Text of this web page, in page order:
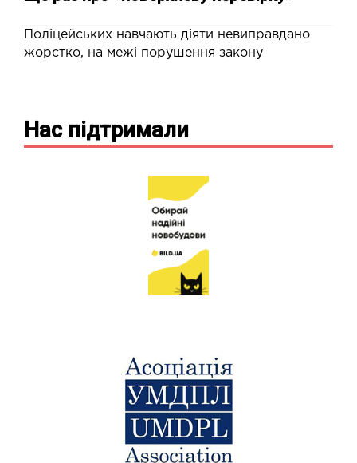
Поліцейських навчають діяти невиправдано
жорстко, на межі порушення закону
Нас підтримали